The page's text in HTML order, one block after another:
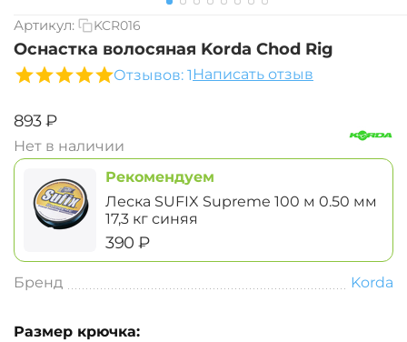
Артикул: KCR016
Оснастка волосяная Korda Chod Rig
Отзывов: 1 Написать отзыв
‍893‍₽
Нет в наличии
Рекомендуем
Леска SUFIX Supreme 100 м 0.50 мм
17,3 кг синяя
‍390‍ ₽
Бренд Korda
Размер крючка: